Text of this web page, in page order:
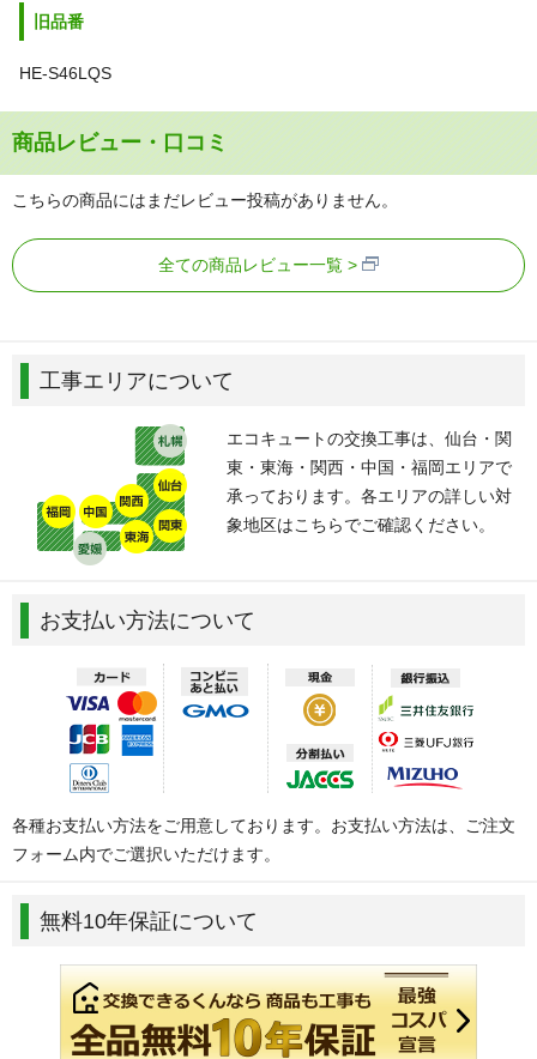
旧品番
HE-S46LQS
商品レビュー・口コミ
こちらの商品にはまだレビュー投稿がありません。
全ての商品レビュー一覧
工事エリアについて
エコキュートの交換工事は、仙台・関
東・東海・関西・中国・福岡エリアで
承っております。各エリアの詳しい対
象地区はこちらでご確認ください。
お支払い方法について
各種お支払い方法をご用意しております。お支払い方法は、ご注文
フォーム内でご選択いただけます。
無料10年保証について